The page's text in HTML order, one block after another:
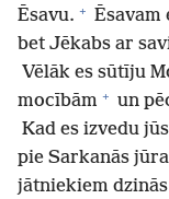
Ēsavu. + Ēsavam
bet Jēkabs ar
Vēlāk es sūtīju
mocībām + un
Kad es izvedu
pie Sarkanās
jātniekiem